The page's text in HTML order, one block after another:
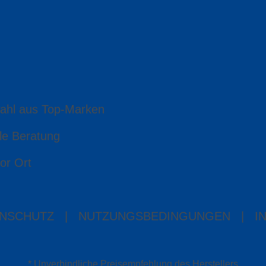
aus Top-Marken
Beratung
Ort
NUTZUNGSBEDINGUNGEN